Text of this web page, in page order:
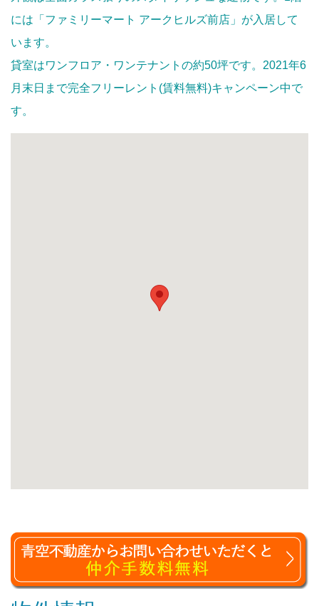
には「ファミリーマート アークヒルズ前店」が入居して
います。
貸室はワンフロア・ワンテナントの約50坪です。2021年6
月末日まで完全フリーレント(賃料無料)キャンペーン中で
す。